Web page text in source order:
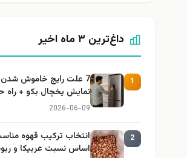
داغ‌ترین ۳ ماه اخیر
1
7 علت رایج خاموش
نمایش یخچال بکو + راه
2026-06-09
2
انتخاب ترکیب قهوه
اساس نسبت عربیکا و